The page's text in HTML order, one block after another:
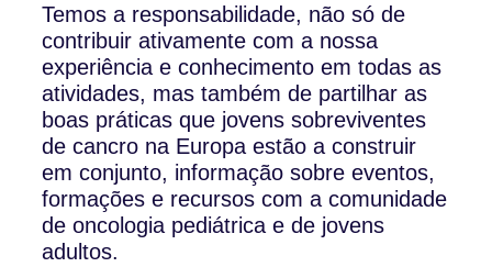
Temos a responsabilidade, não só de
contribuir ativamente com a nossa
experiência e conhecimento em todas as
atividades, mas também de partilhar as
boas práticas que jovens sobreviventes
de cancro na Europa estão a construir
em conjunto, informação sobre eventos,
formações e recursos com a comunidade
de oncologia pediátrica e de jovens
adultos.